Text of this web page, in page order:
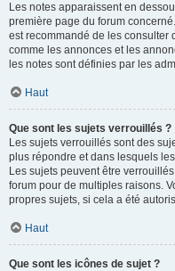
Les notes apparaissent en
première page du forum
est recommandé de les consulter
comme les annonces et les
les notes sont définies par les
Haut
Que sont les sujets verrouillés ?
Les sujets verrouillés sont des
plus répondre et dans lesquels
Les sujets peuvent être
forum pour de multiples raisons.
propres sujets, si cela a été
Haut
Que sont les icônes de sujet ?